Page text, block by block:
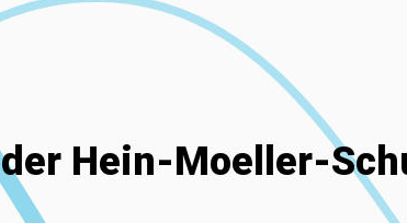
Hein-Moeller-